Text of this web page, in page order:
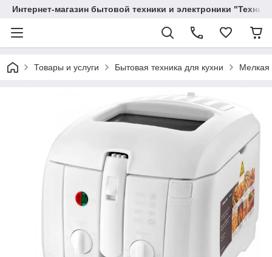
Интернет-магазин бытовой техники и электроники
Товары и услуги Бытовая техника для кухни Мелкая